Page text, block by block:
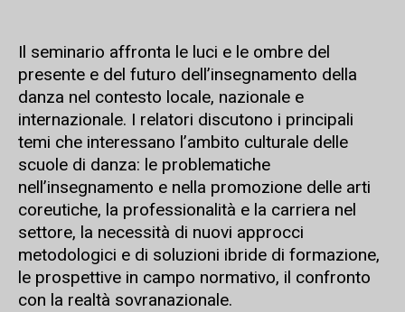
Il seminario affronta le luci e le ombre del
presente e del futuro dell’insegnamento della
danza nel contesto locale, nazionale e
internazionale. I relatori discutono i principali
temi che interessano l’ambito culturale delle
scuole di danza: le problematiche
nell’insegnamento e nella promozione delle arti
coreutiche, la professionalità e la carriera nel
settore, la necessità di nuovi approcci
metodologici e di soluzioni ibride di formazione,
le prospettive in campo normativo, il confronto
con la realtà sovranazionale.